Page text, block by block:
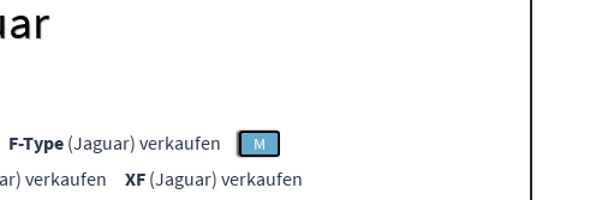
F-Type (Jaguar) verkaufen M
verkaufen XF (Jaguar) verkaufen